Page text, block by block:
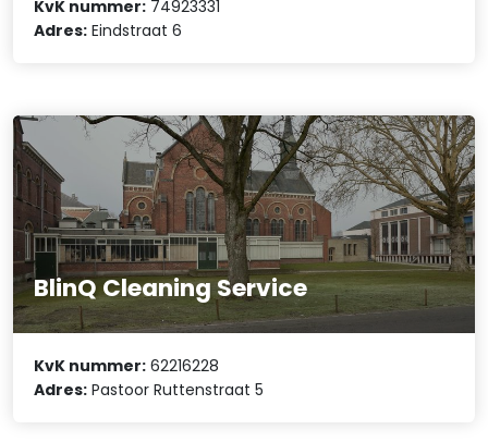
KvK nummer: 74923331
Adres: Eindstraat 6
BlinQ Cleaning Service
KvK nummer: 62216228
Adres: Pastoor Ruttenstraat 5